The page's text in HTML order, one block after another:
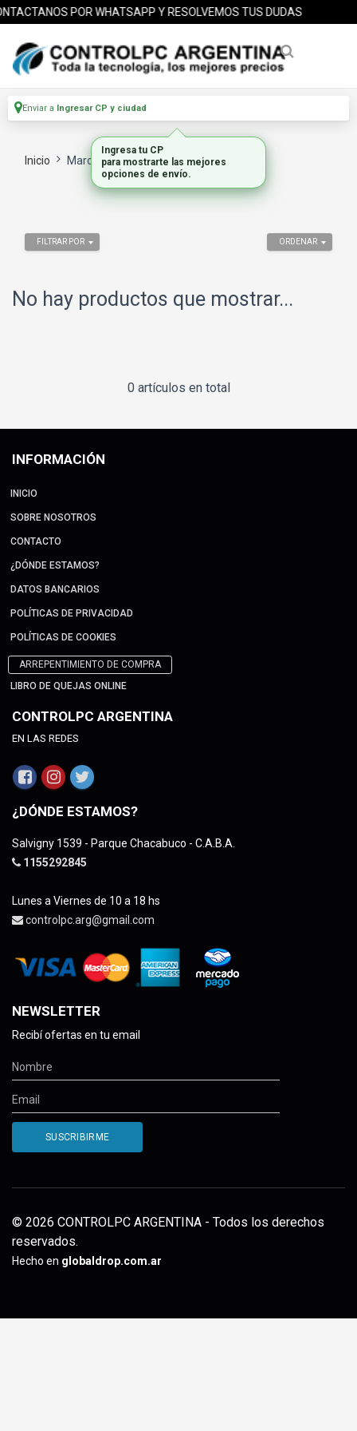
POR WHATSAPP Y RESOLVEMOS TUS DUDAS
Enviar a Ingresar CP y ciudad
Inicio Marca EZVIZ
ORDENAR
FILTRAR POR
No hay productos que mostrar...
0 artículos en total
INFORMACIÓN
INICIO
SOBRE NOSOTROS
CONTACTO
¿DÓNDE ESTAMOS?
DATOS BANCARIOS
POLÍTICAS DE PRIVACIDAD
POLÍTICAS DE COOKIES
ARREPENTIMIENTO DE COMPRA
LIBRO DE QUEJAS ONLINE
CONTROLPC ARGENTINA
EN LAS REDES
¿DÓNDE ESTAMOS?
Salvigny 1539 - Parque Chacabuco - C.A.B.A.
1155292845
Lunes a Viernes de 10 a 18 hs
controlpc.arg@gmail.com
NEWSLETTER
Recibí ofertas en tu email
© 2026 CONTROLPC ARGENTINA - Todos los derechos
reservados.
Hecho en globaldrop.com.ar
Ingresa tu CP
para mostrarte las mejores
opciones de envío.